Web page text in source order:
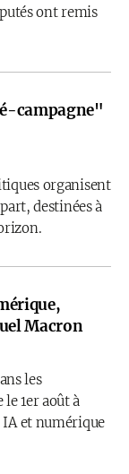
ont remis
campagne"
organisent
destinées à
Macron
les
1er août à
et numérique